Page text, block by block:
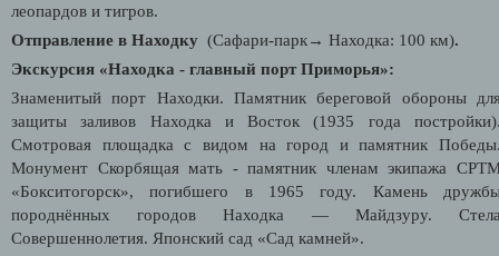
леопардов и тигров.
Отправление в Находку (Сафари-парк→ Находка: 100 км).
Экскурсия «Находка - главный порт Приморья»:
Знаменитый порт Находки. Памятник береговой обороны
защиты заливов Находка и Восток (1935 года
Смотровая площадка с видом на город и памятник
Монумент Скорбящая мать - памятник членам экипажа
«Бокситогорск», погибшего в 1965 году. Камень
породнённых городов Находка — Майдзуру.
Совершеннолетия. Японский сад «Сад камней».